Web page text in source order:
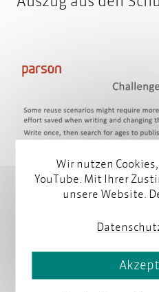
Illustrationen Fotolia.com |
Wir nutzen
YouTube. Mit Ihrer
unsere Website.